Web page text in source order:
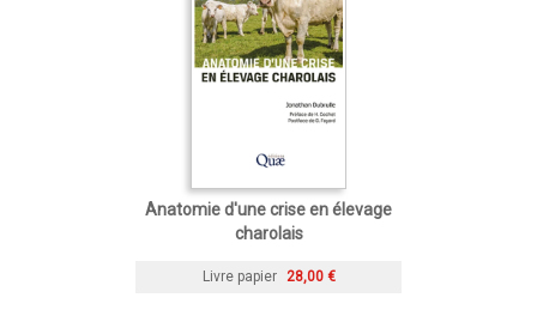
Anatomie d'une crise en élevage
charolais
Livre papier 28,00 €